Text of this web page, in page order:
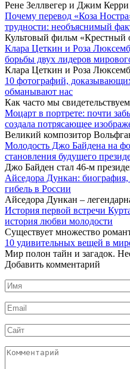
Рене Зеллвегер и Джим
Почему перевод «Коза
трудности: необъяснимый
Культовый фильм «Крестный
Клара Цеткин и Роза
борьбы двух лидеров
Клара Цеткин и Роза
10 фотографий,
обманывают нас
Как часто мы
Моцарт в портрете: почти
создала потрясающее
Великий композитор
Молодость Джо Байдена на
становления будущего
Джо Байден стал 46-м
Айседора Дункан: биография,
гибель в России
Айседора Дункан –
История первой встречи
история любви молодости
Существует множество
10 удивительных вещей в
Мир полон тайн и загадок.
Добавить комментарий
Имя
*
Email
*
Сайт
Комментарий